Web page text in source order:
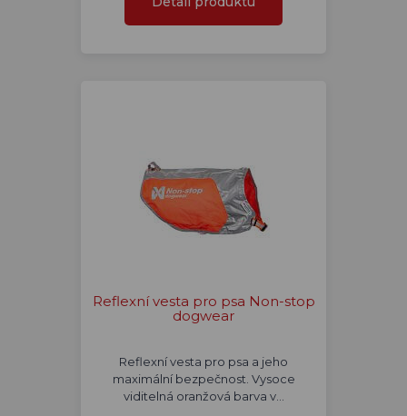
Reflexní vesta pro psa Non-stop
dogwear
Reflexní vesta pro psa a jeho
maximální bezpečnost. Vysoce
viditelná oranžová barva v…